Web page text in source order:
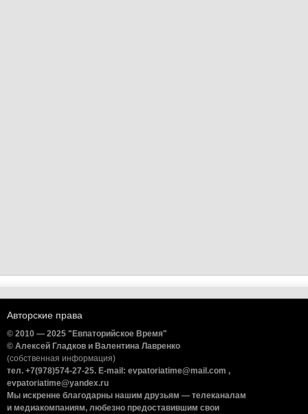
Авторские права
© 2010 — 2025 "Евпаторийское Время"
© Алексей Гладков и Валентина Лавренко
(собственная информация)
тел. +7(978)574-27-25. E-mail: evpatoriatime@mail.com ,
evpatoriatime@yandex.ru
Мы искренне благодарны нашим друзьям — телеканалам
и медиакомпаниям, любезно предоставившим свои